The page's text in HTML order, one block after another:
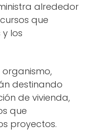
alrededor
que
los
destinando
de vivienda,
que
proyectos.